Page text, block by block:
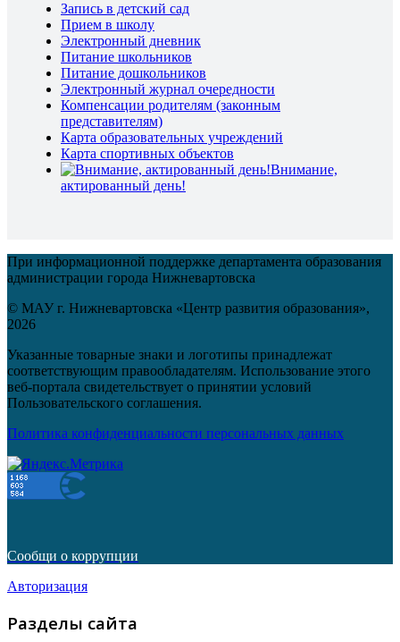
Запись в детский сад
Прием в школу
Электронный дневник
Питание школьников
Питание дошкольников
Электронный журнал очередности
Компенсации родителям (законным
представителям)
Карта образовательных учреждений
Карта спортивных объектов
Внимание,
актированный день!
При информационной поддержке департамента образования
администрации города Нижневартовска
© МАУ г. Нижневартовска «Центр развития образования»,
2026
Указанные товарные знаки и логотипы принадлежат
соответствующим правообладателям. Использование этого
веб-портала свидетельствует о принятии условий
Пользовательского соглашения.
Политика конфиденциальности персональных данных
Сообщи о коррупции
Авторизация
Разделы сайта